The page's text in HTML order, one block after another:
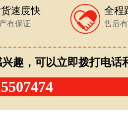
速度快
有保证
全程
售后
趣，可以立即拨打电话